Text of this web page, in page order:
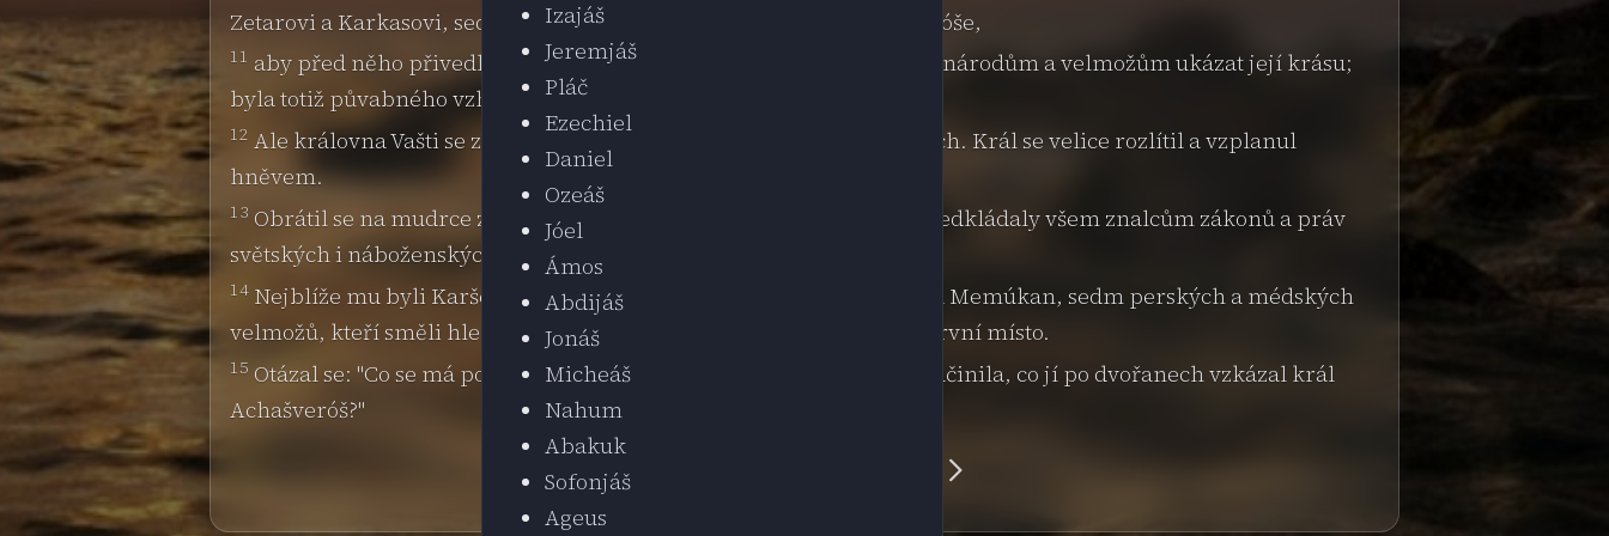
Izajáš
Jeremjáš
Pláč
Ezechiel
Daniel
Ozeáš
Jóel
Ámos
Abdijáš
Jonáš
Micheáš
Nahum
Abakuk
Sofonjáš
Ageus
Zetarovi a Karkasovi, sedmi dvořanům, obsluhujícím krále Achašveróše,
11 aby před něho přivedli královnu Vašti s královskou korunou. Chtěl národům a velmožům ukázat její krásu;
byla totiž půvabného vzhledu.
12 Ale královna Vašti se zdráhala přijít, jak jí vzkázal král po dvořanech. Král se velice rozlítil a vzplanul
hněvem.
13 Obrátil se na mudrce znalé časů, neboť tak se královy záležitosti předkládaly všem znalcům zákonů a práv
světských i náboženských.
14 Nejblíže mu byli Karšena, Šetar, Admata, Taršíš, Meres, Marsena a Memúkan, sedm perských a médských
velmožů, kteří směli hledět na královu tvář a v království zaujímali první místo.
15 Otázal se: "Co se má podle zákona stát s královnou Vašti za to, že neučinila, co jí po dvořanech vzkázal král
Achašveróš?"